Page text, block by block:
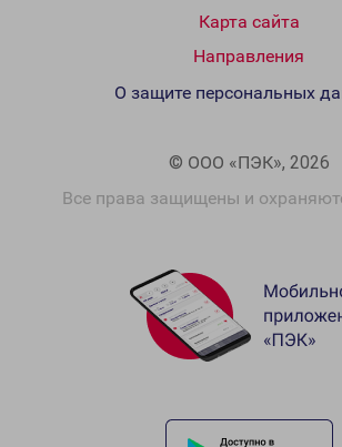
Карта сайта
Направления
© ООО «ПЭК», 2026
Все права защищены и
О защите персональных